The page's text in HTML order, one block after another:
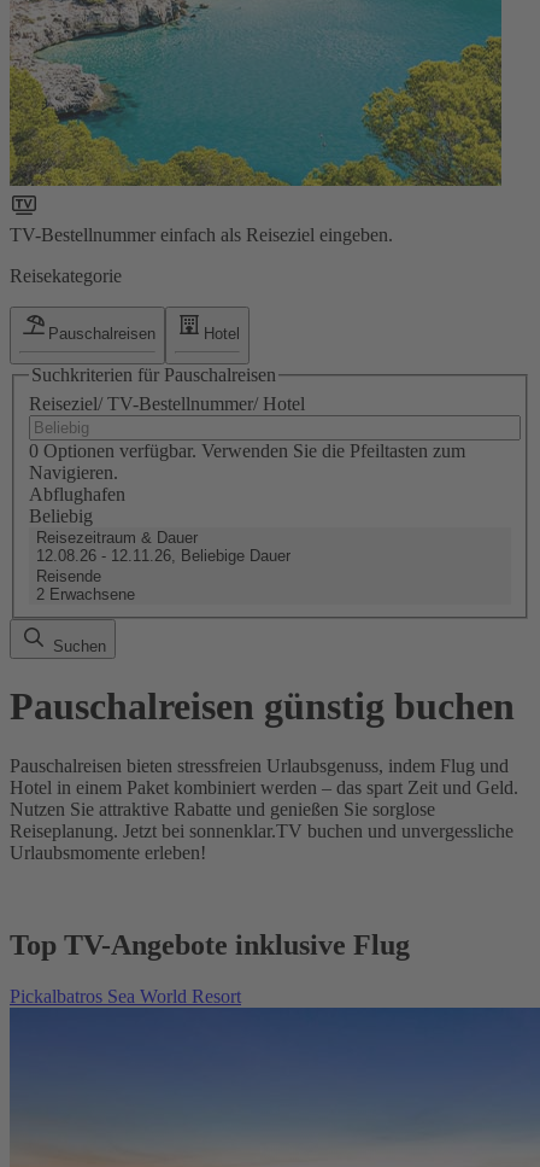
TV-Bestellnummer einfach als Reiseziel eingeben.
Reisekategorie
Pauschalreisen Hotel
Suchkriterien für Pauschalreisen
Reiseziel/ TV-Bestellnummer/ Hotel
0 Optionen verfügbar. Verwenden Sie die Pfeiltasten zum
Navigieren.
Abflughafen
Beliebig
Reisezeitraum & Dauer
12.08.26 - 12.11.26, Beliebige Dauer
Reisende
2 Erwachsene
Suchen
Pauschalreisen günstig buchen
Pauschalreisen bieten stressfreien Urlaubsgenuss, indem Flug und
Hotel in einem Paket kombiniert werden – das spart Zeit und Geld.
Nutzen Sie attraktive Rabatte und genießen Sie sorglose
Reiseplanung. Jetzt bei sonnenklar.TV buchen und unvergessliche
Urlaubsmomente erleben!
Top TV-Angebote inklusive Flug
Pickalbatros Sea World Resort